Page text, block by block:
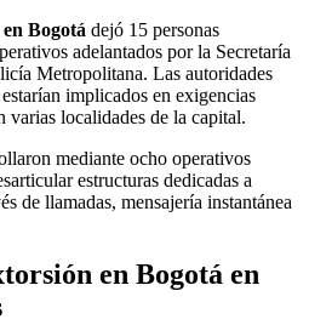
Bogotá dejó 15 personas
adelantados por la Secretaría
Metropolitana. Las autoridades
implicados en exigencias
varias localidades de la capital.
mediante ocho operativos
estructuras dedicadas a
de llamadas, mensajería instantánea
en Bogotá en